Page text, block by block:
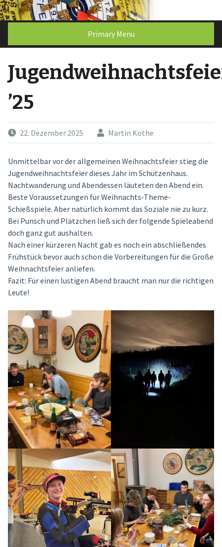
Skip
to
Primary Menu
’25
22. Dezember 2025 Martin Kothe
Unmittelbar vor der allgemeinen Weihnachtsfeier stieg die
Jugendweihnachtsfeier dieses Jahr im Schützenhaus.
Nachtwanderung und Abendessen läuteten den Abend ein.
Beste Voraussetzungen für Weihnachts-Theme-
Schießspiele. Aber natürlich kommt das Soziale nie zu kurz.
Bei Punsch und Plätzchen ließ sich der folgende Spieleabend
doch ganz gut aushalten.
Nach einer kürzeren Nacht gab es noch ein abschließendes
Frühstück bevor auch schon die Vorbereitungen für die Große
Weihnachtsfeier anliefen.
Fazit: Für einen lustigen Abend braucht man nur die richtigen
Leute!